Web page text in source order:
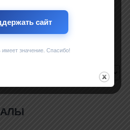
сайт
значение. Спасибо!